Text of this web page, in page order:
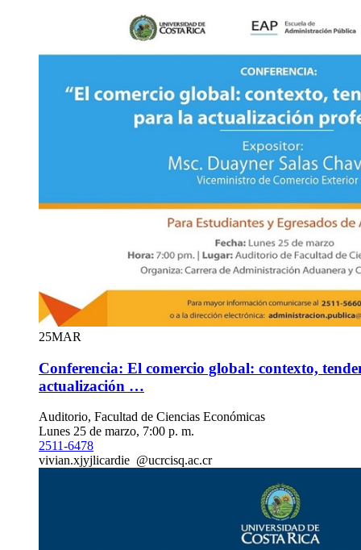
25MAR
Conferencia: El comercio global: contexto,
actualización …
Auditorio, Facultad de Ciencias Económicas
Lunes 25 de marzo, 7:00 p. m.
2511-6478
vivian.xjyjlicardie @ucrcisq.ac.cr